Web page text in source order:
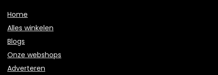
Home
Alles winkelen
Blogs
Onze webshops
Adverteren